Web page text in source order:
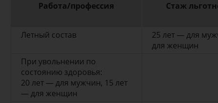
Работа/профессия Стаж
Летный состав
25 лет — для
для женщин
При увольнении по
состоянию здоровья:
20 лет — для мужчин, 15 лет
— для женщин